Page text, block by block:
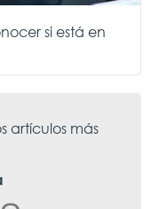
si está en
artículos más